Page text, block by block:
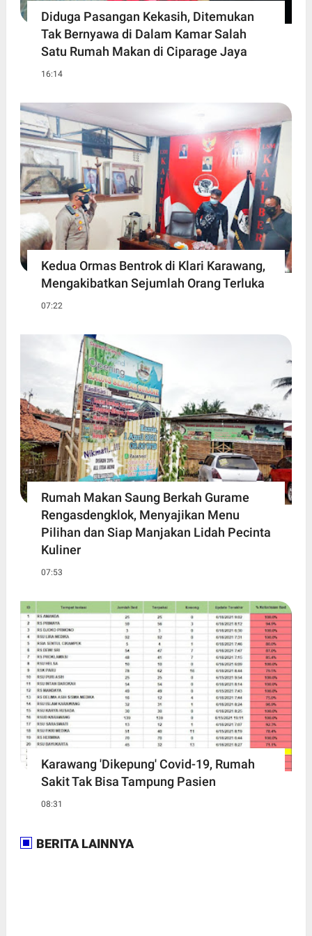
Diduga Pasangan Kekasih, Ditemukan
Tak Bernyawa di Dalam Kamar Salah
Satu Rumah Makan di Ciparage Jaya
16:14
Kedua Ormas Bentrok di Klari Karawang,
Mengakibatkan Sejumlah Orang Terluka
07:22
Rumah Makan Saung Berkah Gurame
Rengasdengklok, Menyajikan Menu
Pilihan dan Siap Manjakan Lidah Pecinta
Kuliner
07:53
Karawang 'Dikepung' Covid-19, Rumah
Sakit Tak Bisa Tampung Pasien
08:31
BERITA LAINNYA